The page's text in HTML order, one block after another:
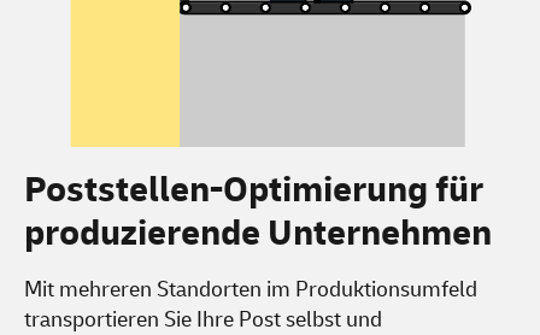
Poststellen-Optimierung für
produzierende Unternehmen
Mit mehreren Standorten im Produktionsumfeld
transportieren Sie Ihre Post selbst und